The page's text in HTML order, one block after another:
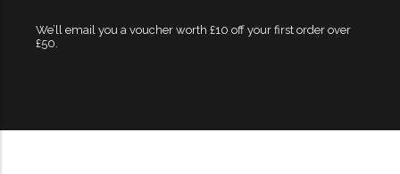
We’ll email you a voucher worth £10 off your first order over
£50.